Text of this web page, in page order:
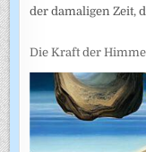
der damaligen Zeit,
Die Kraft der